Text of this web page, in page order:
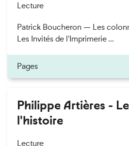
Lecture
Patrick Boucheron — Les
Les Invités de l'Imprimerie ...
Pages
Philippe Artières -
l'histoire
Lecture